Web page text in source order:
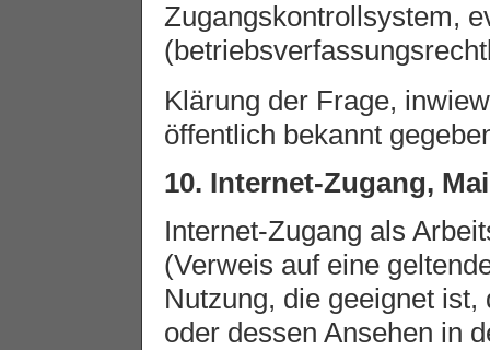
Zugangskontrollsystem,
Klärung der Frage,
öffentlich bekannt
10. Internet-Zugang,
Internet-Zugang als
(Verweis auf eine
Nutzung, die geeignet
oder dessen Ansehen in